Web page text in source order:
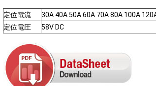
定位電流
30A 40A 50A 60A 70A 80A 100A
定位電圧
58V DC